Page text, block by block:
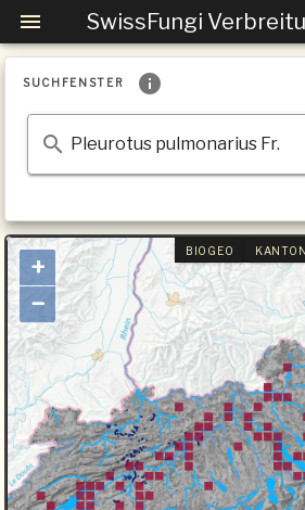
SwissFungi
SUCHFENSTER
BIOGEO
+
−